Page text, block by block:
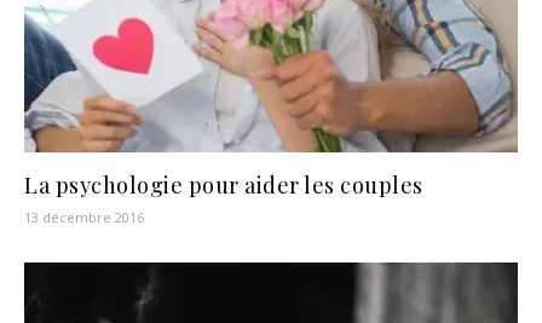
La psychologie pour aider les couples
13 décembre 2016